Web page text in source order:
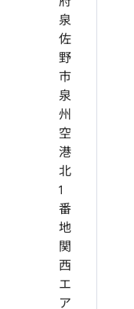
泉
佐
野
市
泉
州
空
港
北
1
番
地
関
西
エ
ア